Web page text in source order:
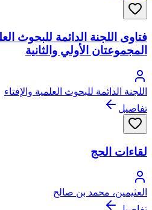
فتاوى اللجنة الدائمة للبحوث
المجموعتان الأولي والثانية
اللجنة الدائمة للبحوث العلمية والإفتاء
تفاصيل
لقاءات الحج
العثيمين، محمد بن صالح